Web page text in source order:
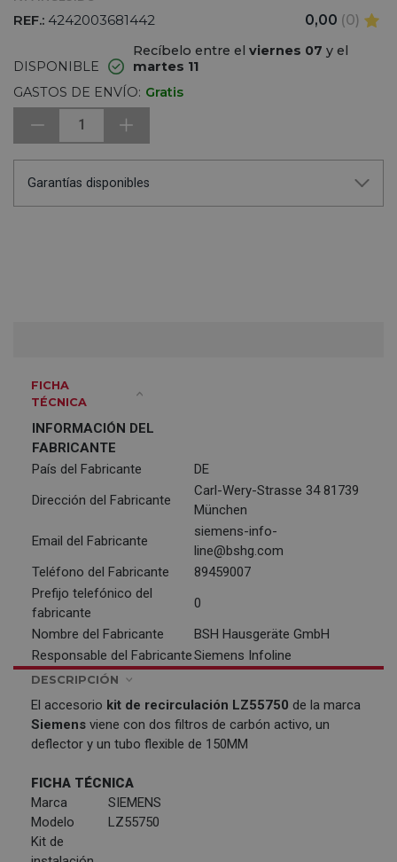
REF.: 4242003681442 0,00 (0)
DISPONIBLE
Recíbelo entre el viernes 07 y el
martes 11
GASTOS DE ENVÍO: Gratis
1
Garantías disponibles
FICHA
TÉCNICA
INFORMACIÓN DEL
FABRICANTE
País del Fabricante
DE
Dirección del Fabricante
Carl-Wery-Strasse 34 81739
München
Email del Fabricante
siemens-info-
line@bshg.com
Teléfono del Fabricante
89459007
Prefijo telefónico del
fabricante
0
Nombre del Fabricante
BSH Hausgeräte GmbH
Responsable del FabricanteSiemens Infoline
DESCRIPCIÓN
El accesorio kit de recirculación LZ55750 de la marca
Siemens viene con dos filtros de carbón activo, un
deflector y un tubo flexible de 150MM
FICHA TÉCNICA
Marca
SIEMENS
Modelo
LZ55750
Kit de